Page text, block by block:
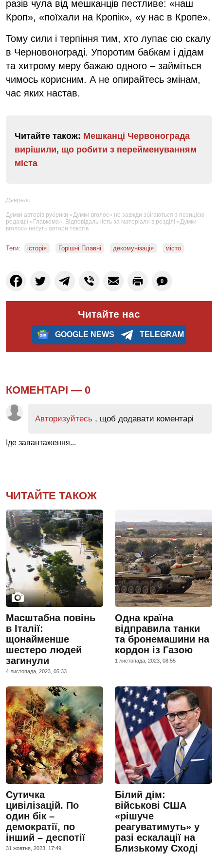
разів чула від мешканців пестливе: «наш
Кроп», «поїхали на Кропік», «у нас в Кропе».
Тому сили і терпіння тим, хто лупає сю скалу
в Черновонограді. Упоротим бабкам і дідам
та хитрому меру бажаю одного – займіться
чимось корисним. А не опирайтесь змінам,
час яких настав.
Читайте також: Мешканці Червонограда
вирішили, що робити з перейменуванням
міста
Джерело
Думки авторів рубрики «Думки вголос» не завжди збігаються з позицією
редакції «Главкома». Відповідальність за матеріали в розділі «Думки
вголос» несуть автори текстів
Теги: історія Горішні Плавні декомунізація місто
0
Читайте нас
GOOGLE NEWS TELEGRAM
КОМЕНТАРІ — 0
Авторизуйтесь , щоб додавати коментарі
Іде завантаження...
ЧИТАЙТЕ ТАКОЖ
Масштабна повінь
в Італії:
щонайменше
шестеро людей
загинули
4 листопада, 2023, 05:33
Одна країна
відправила танки
та бронемашини на
кордон із Газою
1 листопада, 2023, 08:55
Сутичка
цивілізацій. По
один бік –
демократії, по
інший – деспотії
31 жовтня, 2023, 17:49
Білий дім:
військові США
«рішуче
реагуватимуть» у
разі ескалації на
Близькому Сході